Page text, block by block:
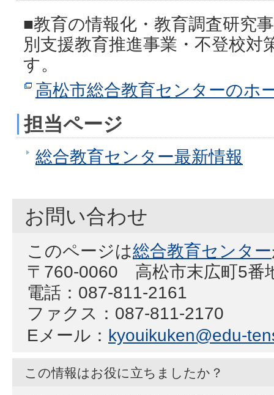
■教育の情報化・教育調査研究
別支援教育推進事業・不登校
す。
高松市総合教育センターのホ
担当ページ
総合教育センター最新情報
お問い合わせ
このページは総合教育センター
〒760-0060 高松市末広町5番
電話：087-811-2161
ファクス：087-811-2170
Eメール： kyouikuken@edu-
この情報はお役に立ちましたか？